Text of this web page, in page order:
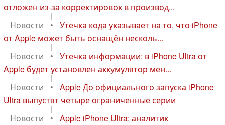
отложен из-за корректировок в производ...
|
Новости
•
Утечка кода указывает на то, что iPhone
от Apple может быть оснащён несколь...
|
Новости
•
Утечка информации: в iPhone Ultra от
Apple будет установлен аккумулятор мен...
|
Новости
•
Apple До официального запуска iPhone
Ultra выпустят четыре ограниченные серии
|
Новости
•
Apple iPhone Ultra: аналитик